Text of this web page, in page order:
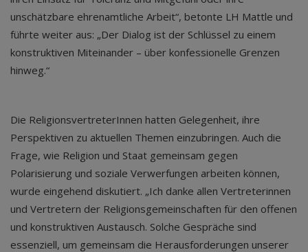
unschätzbare ehrenamtliche Arbeit“, betonte LH Mattle und
führte weiter aus: „Der Dialog ist der Schlüssel zu einem
konstruktiven Miteinander – über konfessionelle Grenzen
hinweg.“
Die ReligionsvertreterInnen hatten Gelegenheit, ihre
Perspektiven zu aktuellen Themen einzubringen. Auch die
Frage, wie Religion und Staat gemeinsam gegen
Polarisierung und soziale Verwerfungen arbeiten können,
wurde eingehend diskutiert. „Ich danke allen Vertreterinnen
und Vertretern der Religionsgemeinschaften für den offenen
und konstruktiven Austausch. Solche Gespräche sind
essenziell, um gemeinsam die Herausforderungen unserer